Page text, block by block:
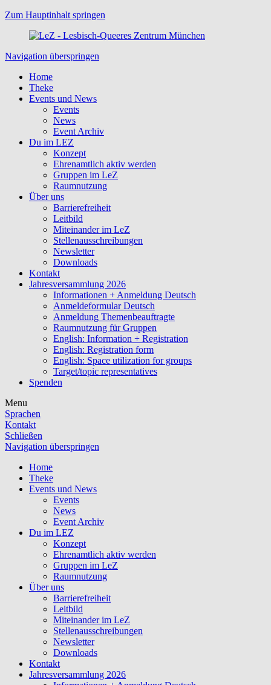
Zum Hauptinhalt springen
Navigation überspringen
Home
Theke
Events und News
Events
News
Event Archiv
Du im LEZ
Konzept
Ehrenamtlich aktiv werden
Gruppen im LeZ
Raumnutzung
Über uns
Barrierefreiheit
Leitbild
Miteinander im LeZ
Stellenausschreibungen
Newsletter
Downloads
Kontakt
Jahresversammlung 2026
Informationen + Anmeldung Deutsch
Anmeldeformular Deutsch
Anmeldung Themenbeauftragte
Raumnutzung für Gruppen
English: Information + Registration
English: Registration form
English: Space utilization for groups
Target/topic representatives
Spenden
Menu
Sprachen
Kontakt
Schließen
Navigation überspringen
Home
Theke
Events und News
Events
News
Event Archiv
Du im LEZ
Konzept
Ehrenamtlich aktiv werden
Gruppen im LeZ
Raumnutzung
Über uns
Barrierefreiheit
Leitbild
Miteinander im LeZ
Stellenausschreibungen
Newsletter
Downloads
Kontakt
Jahresversammlung 2026